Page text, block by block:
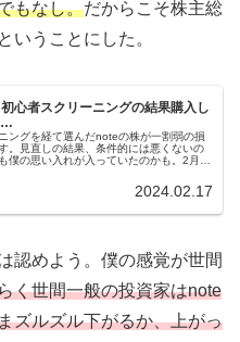
もなし。だからこそ株主総
いうことにした。
心者スクリーニングの結果購入し
ングを経て選んだnoteの株が一割弱の損
。見直しの結果、条件的には悪くないの
僕の思い入れが入っていたのかも。2月末
2024.02.17
認めよう。僕の感覚が世間
く世間一般の投資家はnote
ズルズル下がるか、上がっ